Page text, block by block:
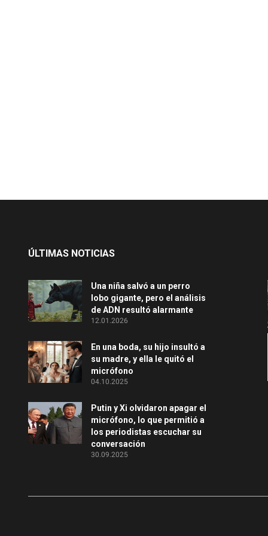
ÚLTIMAS NOTICIAS
Una niña salvó a un perro
lobo gigante, pero el análisis
de ADN resultó alarmante
12.01.2026
En una boda, su hijo insultó a
su madre, y ella le quitó el
micrófono
04.10.2025
Putin y Xi olvidaron apagar el
micrófono, lo que permitió a
los periodistas escuchar su
conversación
30.09.2025